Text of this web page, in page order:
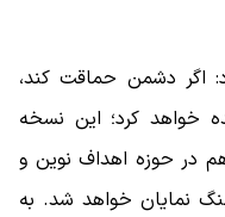
اگر دشمن حماقت کند،
خواهد کرد؛ این نسخه
در حوزه اهداف نوین و
نمایان خواهد شد. به